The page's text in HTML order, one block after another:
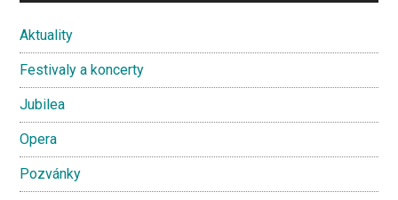
Aktuality
Festivaly a koncerty
Jubilea
Opera
Pozvánky